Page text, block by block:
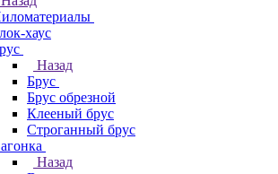
хаус
Назад
Брус
Брус обрезной
Клееный брус
Строганный брус
Назад